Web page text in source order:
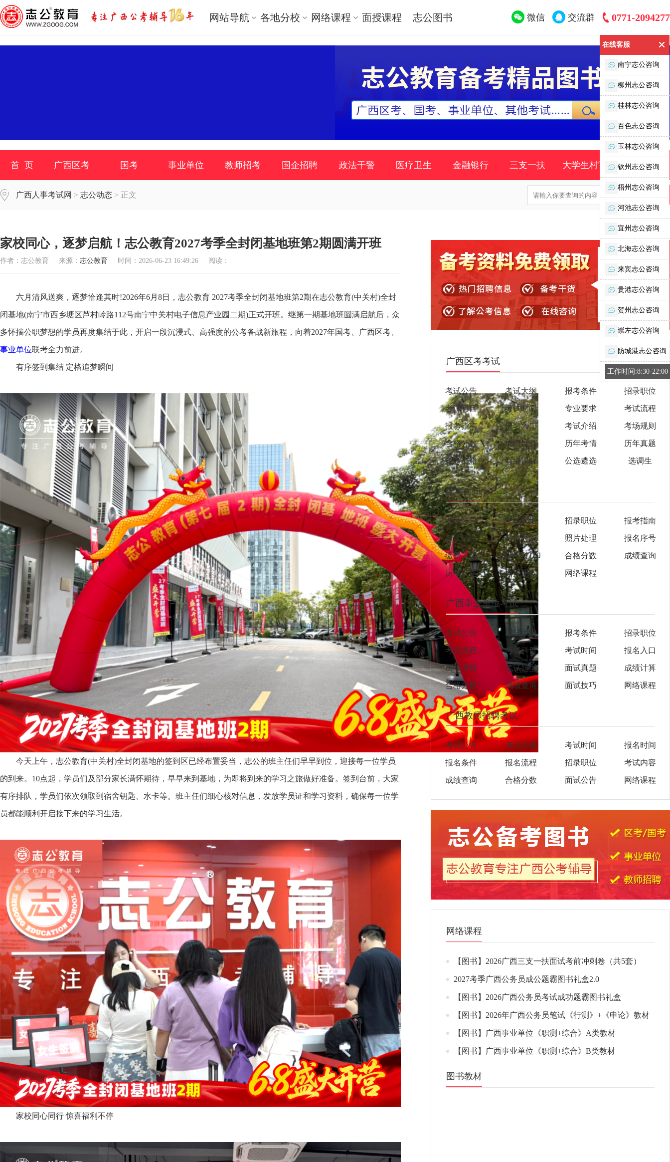
网站导航 各地分校 网络课程 面授课程 志公图书 微信 交流群 0771-2094277
首 页 广西区考 国考 事业单位 教师招考 国企招聘 政法干警 医疗卫生 金融银行 三支一扶 大学生村官 时事政策
广西人事考试网 > 志公动态 > 正文
家校同心，逐梦启航！志公教育2027考季全封闭基地班第2期圆满开班
作者：志公教育 来源： 志公教育 时间：2026-06-23 16:49:26 阅读：
六月清风送爽，逐梦恰逢其时!2026年6月8日，志公教育 2027考季全封闭基地班第2期在志公教育(中关村)全封
闭基地(南宁市西乡塘区芦村岭路112号南宁中关村电子信息产业园二期)正式开班。继第一期基地班圆满启航后，众
多怀揣公职梦想的学员再度集结于此，开启一段沉浸式、高强度的公考备战新旅程，向着2027年国考、广西区考、
事业单位联考全力前进。
有序签到集结 定格追梦瞬间
今天上午，志公教育(中关村)全封闭基地的签到区已经布置妥当，志公的班主任们早早到位，迎接每一位学员
的到来。10点起，学员们及部分家长满怀期待，早早来到基地，为即将到来的学习之旅做好准备。签到台前，大家
有序排队，学员们依次领取到宿舍钥匙、水卡等。班主任们细心核对信息，发放学员证和学习资料，确保每一位学
员都能顺利开启接下来的学习生活。
家校同心同行 惊喜福利不停
广西区考考试
考试公告 考试大纲 报考条件 招录职位
考试科目 考试时间 专业要求 考试流程
报考指南 报名入口 考试介绍 考场规则
合格分数 成绩计算 历年考情 历年真题
备考书籍 网络课程 公选遴选 选调生
国考考试
考试公告 考试大纲 招录职位 报考指南
考试科目 报名时间 照片处理 报名序号
缴费入口 准考证打印 合格分数 成绩查询
历年真题 面授课程 网络课程
广西事业单位考试
考试公告 考试大纲 报考条件 招录职位
考试流程 考试科目 考试时间 报名入口
历年考情 笔试题型 面试真题 成绩计算
合格分数 成绩查询 面试技巧 网络课程
广西教师招聘考试
考试公告 考试大纲 考试时间 报名时间
报名条件 报名流程 招录职位 考试内容
成绩查询 合格分数 面试公告 网络课程
网络课程
【图书】2026广西三支一扶面试考前冲刺卷（共5套）
2027考季广西公务员成公题霸图书礼盒2.0
【图书】2026广西公务员考试成功题霸图书礼盒
【图书】2026年广西公务员笔试《行测》+《申论》教材
【图书】广西事业单位《职测+综合》A类教材
【图书】广西事业单位《职测+综合》B类教材
图书教材
在线客服
南宁志公咨询
柳州志公咨询
桂林志公咨询
百色志公咨询
玉林志公咨询
钦州志公咨询
梧州志公咨询
河池志公咨询
宜州志公咨询
北海志公咨询
来宾志公咨询
贵港志公咨询
贺州志公咨询
崇左志公咨询
防城港志公咨询
工作时间:8:30-22:00